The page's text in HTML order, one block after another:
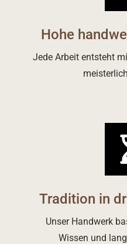
Hohe
Jede Arbeit entsteht
Tradition in
Unser Handwerk
Wissen und